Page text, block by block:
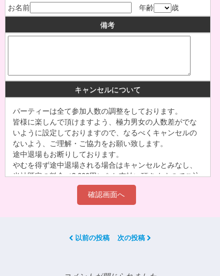
お名前
年齢
歳
備考
キャンセルについて
パーティーは全て参加人数の調整をしております。
皆様に楽しんで頂けますよう、極力男女の人数差がでな
いように設定しておりますので、なるべくキャンセルの
ないよう、ご理解・ご協力をお願い致します。
途中退場もお断りしております。
やむを得ず途中退場される場合はキャンセルとみなし、
当社既定の料金（2,000円）をお支払い頂きますのでご注
意下さい。グループでご予約された分のキャンセルは、
代表者様へキャンセル料をご請求させて頂きます。
どでのキャンセル、
以前の投稿 次の投稿